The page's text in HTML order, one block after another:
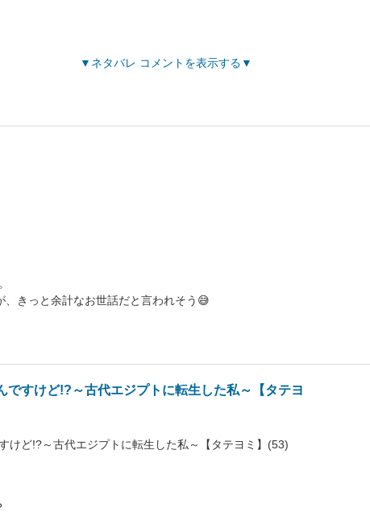
ネタバレ コメントを表示する
きっと余計なお世話だと言われそう😅
ですけど!?～古代エジプトに転生した私～【タテヨ
けど!?～古代エジプトに転生した私～【タテヨミ】(53)